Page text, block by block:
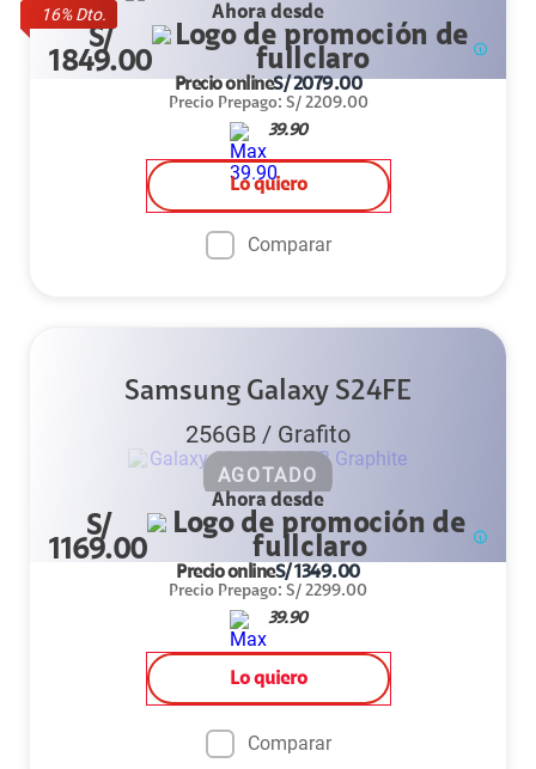
16% Dto. Ahora desde
S/
1849.00
Precio onlineS/2079.00
Precio Prepago: S/ 2209.00
39.90
Lo quiero
Comparar
Samsung Galaxy S24FE
256GB / Grafito
AGOTADO
Ahora desde
S/
1169.00
Precio onlineS/1349.00
Precio Prepago: S/ 2299.00
39.90
Lo quiero
Comparar